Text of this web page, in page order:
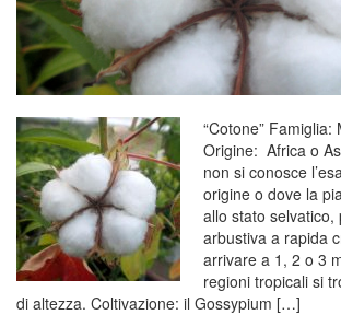
“Cotone” Famiglia:
Origine: Africa o
non si conosce
origine o dove la
allo stato
arbustiva a rapida
arrivare a 1, 2 o 3
regioni tropicali si
di altezza. Coltivazione: il Gossypium […]